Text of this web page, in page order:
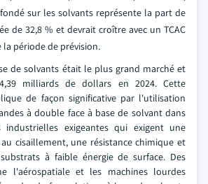
sur les solvants représente la part de
de 32,8 % et devrait croître avec un TCAC
la période de prévision.
de solvants était le plus grand marché et
milliards de dollars en 2024. Cette
de façon significative par l'utilisation
à double face à base de solvant dans
industrielles exigeantes qui exigent une
cisaillement, une résistance chimique et
à faible énergie de surface. Des
l'aérospatiale et les machines lourdes